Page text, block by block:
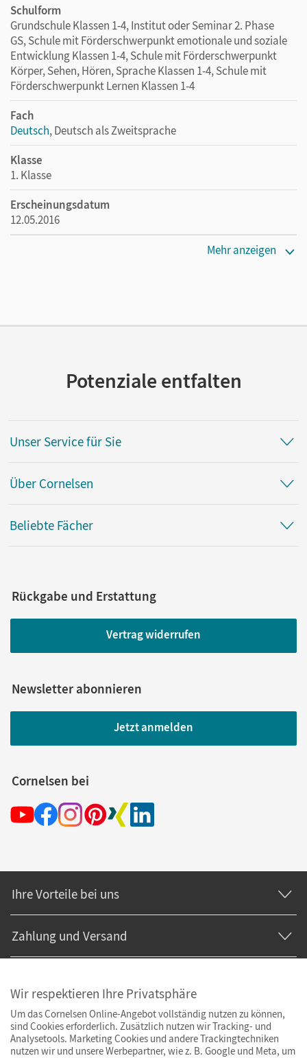
Schulform
Grundschule Klassen 1-4, Institut oder Seminar 2. Phase
GS, Schule mit Förderschwerpunkt emotionale und soziale
Entwicklung Klassen 1-4, Schule mit Förderschwerpunkt
Körper, Sehen, Hören, Sprache Klassen 1-4, Schule mit
Förderschwerpunkt Lernen Klassen 1-4
Fach
Deutsch, Deutsch als Zweitsprache
Klasse
1. Klasse
Erscheinungsdatum
12.05.2016
Mehr anzeigen
Potenziale entfalten
Unser Service für Sie
Über Cornelsen
Beliebte Fächer
Rückgabe und Erstattung
Vertrag widerrufen
Newsletter abonnieren
Jetzt anmelden
Cornelsen bei
Ihre Vorteile bei uns
Zahlung und Versand
Wir respektieren Ihre Privatsphäre
Um das Cornelsen Online-Angebot vollständig nutzen zu können,
sind Cookies erforderlich. Zusätzlich nutzen wir Tracking- und
Analysetools. Marketing Cookies und andere Trackingtechniken
nutzen wir und unsere Werbepartner, wie z. B. Google und Meta, um